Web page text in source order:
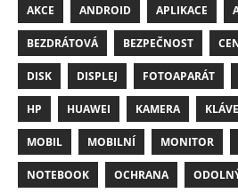
AKCE ANDROID APLIKACE
BEZDRÁTOVÁ BEZPEČNOST
DISK DISPLEJ FOTOAPARÁT
HP HUAWEI KAMERA
MOBIL MOBILNÍ MONITOR
NOTEBOOK OCHRANA